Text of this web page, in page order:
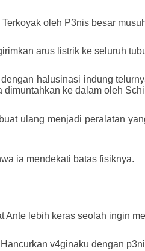
oleh P3nis besar
arus listrik ke seluruh
halusinasi indung
ke dalam oleh
ulang menjadi peralatan
ia mendekati batas fisiknya.
lebih keras seolah ingin
v4ginaku dengan